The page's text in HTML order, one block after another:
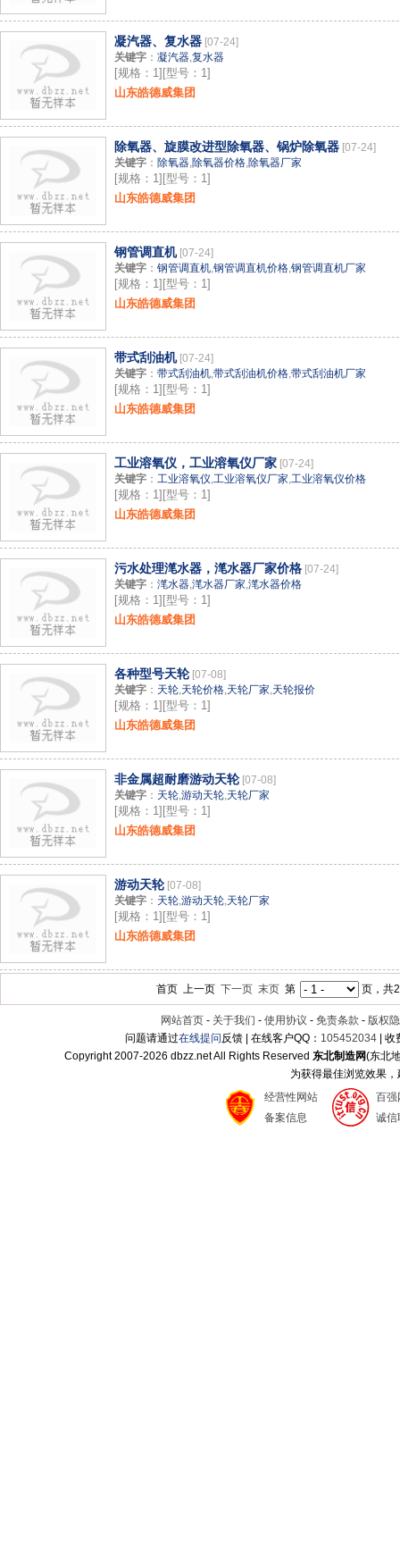
凝汽器、复水器 [07-24]
关键字 ： 凝汽器,复水器
[规格：1][型号：1]
山东皓德威集团
除氧器、旋膜改进型除氧器、锅炉除氧器 [07-24]
关键字 ： 除氧器,除氧器价格,除氧器厂家
[规格：1][型号：1]
山东皓德威集团
钢管调直机 [07-24]
关键字 ： 钢管调直机,钢管调直机价格,钢管调直机厂家
[规格：1][型号：1]
山东皓德威集团
带式刮油机 [07-24]
关键字 ： 带式刮油机,带式刮油机价格,带式刮油机厂家
[规格：1][型号：1]
山东皓德威集团
工业溶氧仪，工业溶氧仪厂家 [07-24]
关键字 ： 工业溶氧仪,工业溶氧仪厂家,工业溶氧仪价格
[规格：1][型号：1]
山东皓德威集团
污水处理滗水器，滗水器厂家价格 [07-24]
关键字 ： 滗水器,滗水器厂家,滗水器价格
[规格：1][型号：1]
山东皓德威集团
各种型号天轮 [07-08]
关键字 ： 天轮,天轮价格,天轮厂家,天轮报价
[规格：1][型号：1]
山东皓德威集团
非金属超耐磨游动天轮 [07-08]
关键字 ： 天轮,游动天轮,天轮厂家
[规格：1][型号：1]
山东皓德威集团
游动天轮 [07-08]
关键字 ： 天轮,游动天轮,天轮厂家
[规格：1][型号：1]
山东皓德威集团
首页 上一页下一页 末页 第 页，共
网站首页 - 关于我们 - 使用协议 - 免责条款 - 版权
问题请通过在线提问反馈 | 在线客户QQ： 105452034 |
Copyright 2007-2026 dbzz.net All Rights Reserved东北制造网(东北
为获得最佳浏览效果
经营性网站
备案信息
百强
诚信